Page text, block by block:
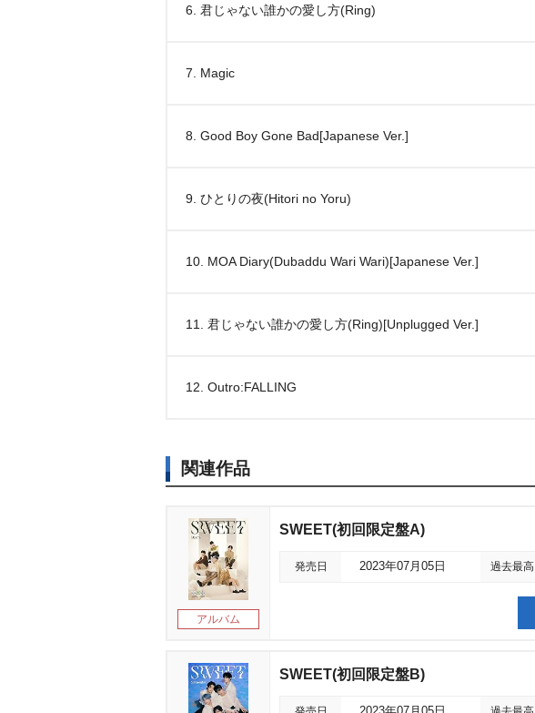
6. 君じゃない誰かの愛し方(Ring)
7. Magic
8. Good Boy Gone Bad[Japanese Ver.]
9. ひとりの夜(Hitori no Yoru)
10. MOA Diary(Dubaddu Wari Wari)[Japanese Ver.]
11. 君じゃない誰かの愛し方(Ring)[Unplugged Ver.]
12. Outro:FALLING
関連作品
アルバム
SWEET(初回限定盤A)
発売日 2023年07月05日 過去最高
SWEET(初回限定盤B)